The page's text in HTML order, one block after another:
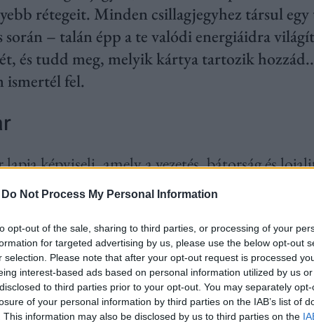
Do Not Process My Personal Information
opt-out of the sale, sharing to third parties, or processing of your
for targeted advertising by us, please use the below opt-out
selection. Please note that after your opt-out request is processed
interest-based ads based on personal information utilized by us
to third parties prior to your opt-out. You may separately
of your personal information by third parties on the IAB’s list of
This information may also be disclosed by us to third parties on the
rétegeit. Minden csillagjegyhez társul
során – talán épp a te valódi energiáidra
és tudd meg, melyik kártya tartozik
ismertél fel.
lapja képviseli, amely a vezetés, bátorság és
szenvedélyes, és nem fél a kihívásoktól –
rendszert hozza, ugyanakkor megjelenik
tudatosítani, hogyan teremtesz rendet
nemcsak lendületre.